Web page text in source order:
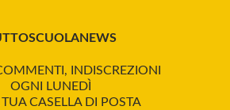
INDISCREZIONI
OGNI LUNEDÌ
TUA CASELLA DI POSTA